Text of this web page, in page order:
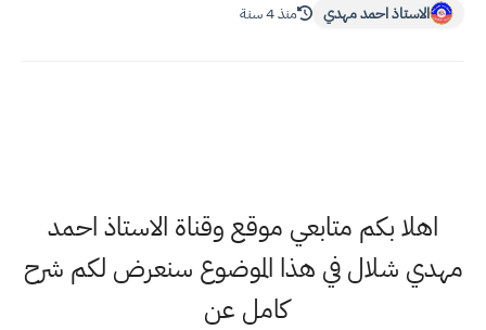
الاستاذ احمد مهدي منذ 4 سنة
اهلا بكم متابعي موقع وقناة الاستاذ احمد
مهدي شلال في هذا الموضوع سنعرض لكم شرح
كامل عن